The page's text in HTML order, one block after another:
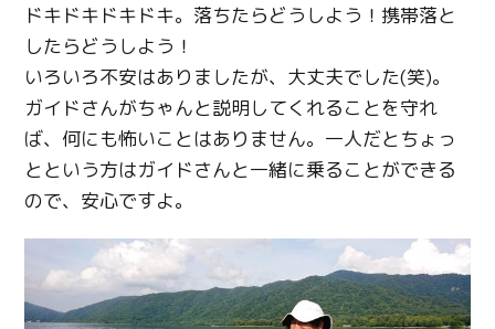
ドキドキドキドキ。落ちたらどうしよう！携帯落と
したらどうしよう！
いろいろ不安はありましたが、大丈夫でした(笑)。
ガイドさんがちゃんと説明してくれることを守れ
ば、何にも怖いことはありません。一人だとちょっ
とという方はガイドさんと一緒に乗ることができる
ので、安心ですよ。